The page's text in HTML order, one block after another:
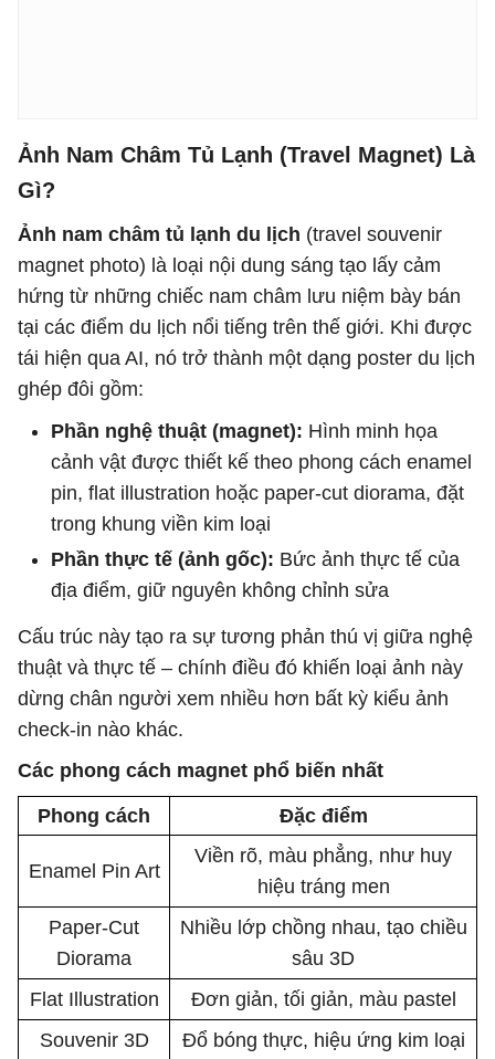
Ảnh Nam Châm Tủ Lạnh (Travel Magnet) Là
Gì?
Ảnh nam châm tủ lạnh du lịch (travel souvenir
magnet photo) là loại nội dung sáng tạo lấy cảm
hứng từ những chiếc nam châm lưu niệm bày bán
tại các điểm du lịch nổi tiếng trên thế giới. Khi được
tái hiện qua AI, nó trở thành một dạng poster du lịch
ghép đôi gồm:
Phần nghệ thuật (magnet): Hình minh họa
cảnh vật được thiết kế theo phong cách enamel
pin, flat illustration hoặc paper-cut diorama, đặt
trong khung viền kim loại
Phần thực tế (ảnh gốc): Bức ảnh thực tế của
địa điểm, giữ nguyên không chỉnh sửa
Cấu trúc này tạo ra sự tương phản thú vị giữa nghệ
thuật và thực tế – chính điều đó khiến loại ảnh này
dừng chân người xem nhiều hơn bất kỳ kiểu ảnh
check-in nào khác.
Các phong cách magnet phổ biến nhất
Phong cách Đặc điểm
Enamel Pin Art
Viền rõ, màu phẳng, như huy
hiệu tráng men
Paper-Cut
Diorama
Nhiều lớp chồng nhau, tạo chiều
sâu 3D
Flat Illustration
Đơn giản, tối giản, màu pastel
Souvenir 3D
Đổ bóng thực, hiệu ứng kim loại